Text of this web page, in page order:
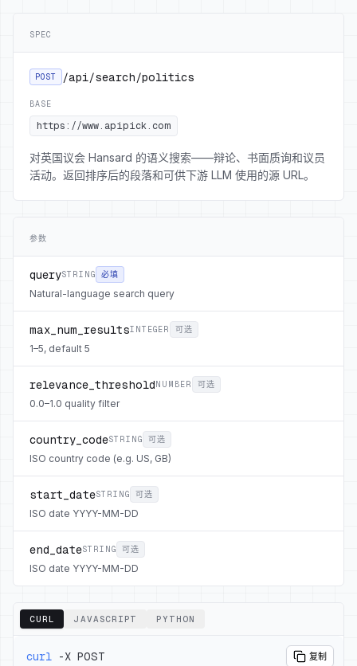
SPEC
POST /api/search/politics
BASE
https://www.apipick.com
对英国议会 Hansard 的语义搜索——辩论、书面质询和议员
活动。返回排序后的段落和可供下游 LLM 使用的源 URL。
参数
querySTRING 必填
Natural-language search query
max_num_resultsINTEGER 可选
1–5, default 5
relevance_threshold NUMBER 可选
0.0–1.0 quality filter
country_codeSTRING 可选
ISO country code (e.g. US, GB)
start_dateSTRING 可选
ISO date YYYY-MM-DD
end_dateSTRING 可选
ISO date YYYY-MM-DD
CURL JAVASCRIPT PYTHON
复制
curl